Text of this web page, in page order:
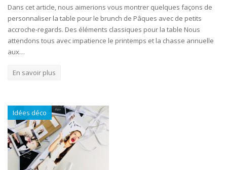
Dans cet article, nous aimerions vous montrer quelques façons de
personnaliser la table pour le brunch de Pâques avec de petits
accroche-regards. Des éléments classiques pour la table Nous
attendons tous avec impatience le printemps et la chasse annuelle
aux…
En savoir plus
Idées déco